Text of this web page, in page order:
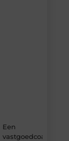
Een
vastgoedcoach